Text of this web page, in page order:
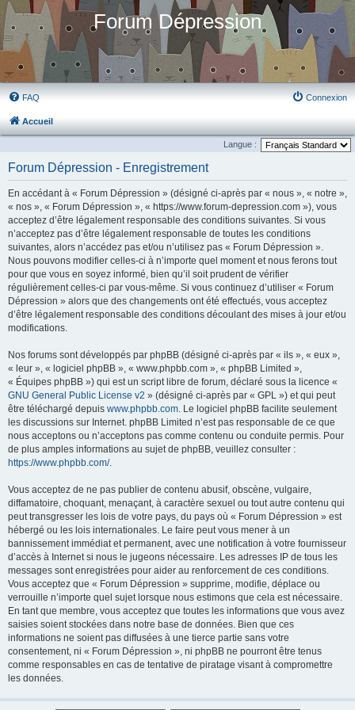
Forum Dépression
FAQ Connexion
Accueil
Langue :
Forum Dépression - Enregistrement
En accédant à « Forum Dépression » (désigné ci-après par « nous », « notre »,
« nos », « Forum Dépression », « https://www.forum-depression.com »), vous
acceptez d’être légalement responsable des conditions suivantes. Si vous
n’acceptez pas d’être légalement responsable de toutes les conditions
suivantes, alors n’accédez pas et/ou n’utilisez pas « Forum Dépression ».
Nous pouvons modifier celles-ci à n’importe quel moment et nous ferons tout
pour que vous en soyez informé, bien qu’il soit prudent de vérifier
régulièrement celles-ci par vous-même. Si vous continuez d’utiliser « Forum
Dépression » alors que des changements ont été effectués, vous acceptez
d’être légalement responsable des conditions découlant des mises à jour et/ou
modifications.
Nos forums sont développés par phpBB (désigné ci-après par « ils », « eux »,
« leur », « logiciel phpBB », « www.phpbb.com », « phpBB Limited »,
« Équipes phpBB ») qui est un script libre de forum, déclaré sous la licence «
GNU General Public License v2 » (désigné ci-après par « GPL ») et qui peut
être téléchargé depuis www.phpbb.com. Le logiciel phpBB facilite seulement
les discussions sur Internet. phpBB Limited n’est pas responsable de ce que
nous acceptons ou n’acceptons pas comme contenu ou conduite permis. Pour
de plus amples informations au sujet de phpBB, veuillez consulter :
https://www.phpbb.com/.
Vous acceptez de ne pas publier de contenu abusif, obscène, vulgaire,
diffamatoire, choquant, menaçant, à caractère sexuel ou tout autre contenu qui
peut transgresser les lois de votre pays, du pays où « Forum Dépression » est
hébergé ou les lois internationales. Le faire peut vous mener à un
bannissement immédiat et permanent, avec une notification à votre fournisseur
d’accès à Internet si nous le jugeons nécessaire. Les adresses IP de tous les
messages sont enregistrées pour aider au renforcement de ces conditions.
Vous acceptez que « Forum Dépression » supprime, modifie, déplace ou
verrouille n’importe quel sujet lorsque nous estimons que cela est nécessaire.
En tant que membre, vous acceptez que toutes les informations que vous avez
saisies soient stockées dans notre base de données. Bien que ces
informations ne soient pas diffusées à une tierce partie sans votre
consentement, ni « Forum Dépression », ni phpBB ne pourront être tenus
comme responsables en cas de tentative de piratage visant à compromettre
les données.